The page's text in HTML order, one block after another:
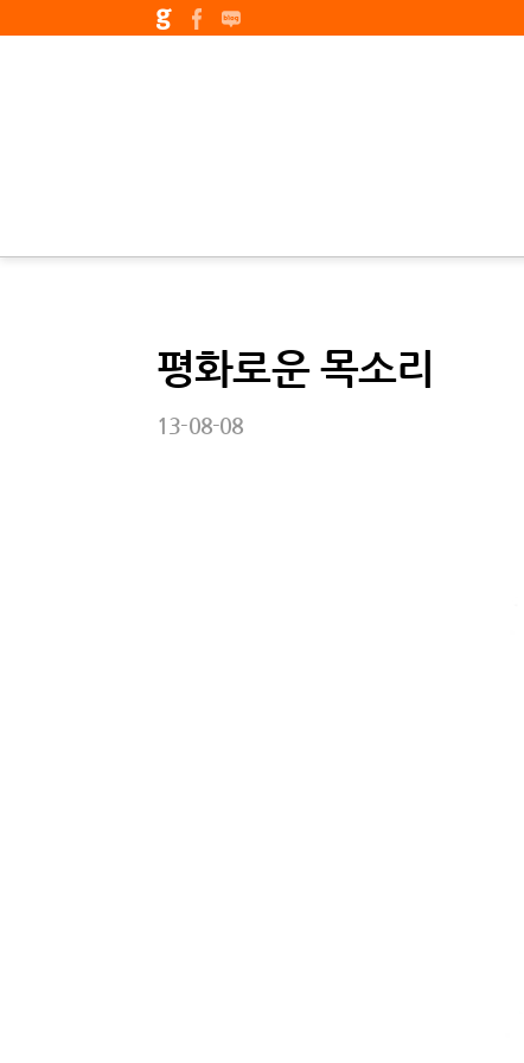
평화로운 목소리
13-08-08